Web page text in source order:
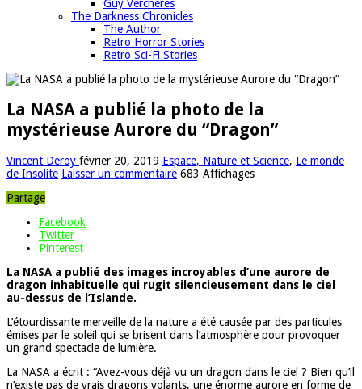
Guy Verchères
The Darkness Chronicles
The Author
Retro Horror Stories
Retro Sci-Fi Stories
La NASA a publié la photo de la
mystérieuse Aurore du “Dragon”
Vincent Deroy février 20, 2019 Espace, Nature et Science, Le monde
de Insolite Laisser un commentaire 683 Affichages
Partage
Facebook
Twitter
Pinterest
La NASA a publié des images incroyables d’une aurore de
dragon inhabituelle qui rugit silencieusement dans le ciel
au-dessus de l’Islande.
L’étourdissante merveille de la nature a été causée par des particules
émises par le soleil qui se brisent dans l’atmosphère pour provoquer
un grand spectacle de lumière.
La NASA a écrit : “Avez-vous déjà vu un dragon dans le ciel ? Bien qu’il
n’existe pas de vrais dragons volants, une énorme aurore en forme de